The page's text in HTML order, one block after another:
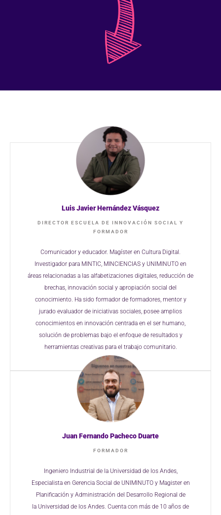
Luis Javier Hernández Vásquez
DIRECTOR ESCUELA DE INNOVACIÓN SOCIAL Y
FORMADOR
Comunicador y educador. Magíster en Cultura Digital.
Investigador para MINTIC, MINCIENCIAS y UNIMINUTO en
áreas relacionadas a las alfabetizaciones digitales, reducción de
brechas, innovación social y apropiación social del
conocimiento. Ha sido formador de formadores, mentor y
jurado evaluador de iniciativas sociales, posee amplios
conocimientos en innovación centrada en el ser humano,
solución de problemas bajo el enfoque de resultados y
herramientas creativas para el trabajo comunitario.
Juan Fernando Pacheco Duarte​
FORMADOR
Ingeniero Industrial de la Universidad de los Andes,
Especialista en Gerencia Social de UNIMINUTO y Magister en
Planificación y Administración del Desarrollo Regional de
la Universidad de los Andes. Cuenta con más de 10 años de